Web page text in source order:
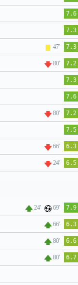
7.6
7.3
47' 7.3
80' 7.2
7.3
7.6
80' 7.2
7.5
66' 6.3
24' 6.5
24' 69' 7.9
66' 6.3
80' 6.6
80' 6.7